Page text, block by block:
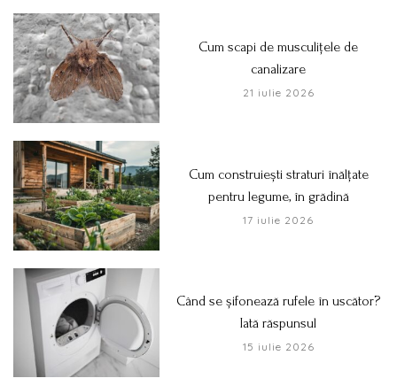
Cum scapi de musculițele de
canalizare
21 iulie 2026
Cum construiești straturi înălțate
pentru legume, în grădină
17 iulie 2026
Când se șifonează rufele în uscător?
Iată răspunsul
15 iulie 2026